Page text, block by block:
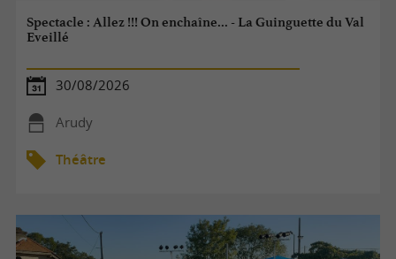
Spectacle : Allez !!! On enchaîne... - La Guinguette du Val
Eveillé
30/08/2026
Arudy
Théâtre